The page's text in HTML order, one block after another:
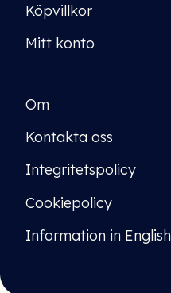
Köpvillkor
Mitt konto
Om
Kontakta oss
Integritetspolicy
Cookiepolicy
Information in English